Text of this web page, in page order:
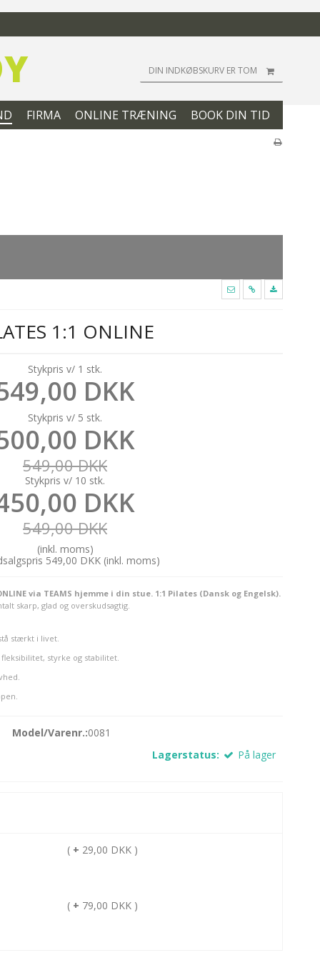
DIN INDKØBSKURV ER TOM
FIRMA ONLINE TRÆNING BOOK DIN TID
1:1 ONLINE
Stykpris v/ 1 stk.
DKK
Stykpris v/ 5 stk.
DKK
549,00 DKK
Stykpris v/ 10 stk.
DKK
549,00 DKK
(inkl. moms)
549,00 DKK (inkl. moms)
via TEAMS hjemme i din stue. 1:1 Pilates (Dansk og Engelsk).
skarp, glad og overskudsagtig.
stærkt i livet.
styrke og stabilitet.
Model/Varenr.:0081
Lagerstatus:
På lager
( + 29,00 DKK )
( + 79,00 DKK )